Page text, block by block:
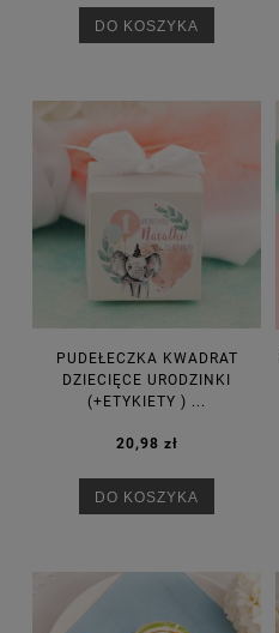
DO KOSZYKA
PUDEŁECZKA KWADRAT
DZIECIĘCE URODZINKI
(+ETYKIETY ) ...
20,98 zł
DO KOSZYKA